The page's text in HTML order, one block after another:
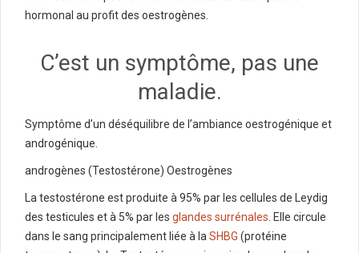
hormonal au profit des oestrogènes.
C’est un symptôme, pas une
maladie.
Symptôme d’un déséquilibre de l’ambiance oestrogénique et
androgénique.
androgènes (Testostérone) Oestrogènes
La testostérone est produite à 95% par les cellules de Leydig
des testicules et à 5% par les glandes surrénales . Elle circule
dans le sang principalement liée à la SHBG (protéine